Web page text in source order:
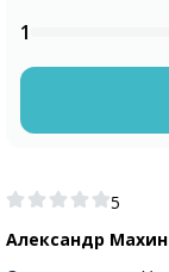
5
Александр Махин
1